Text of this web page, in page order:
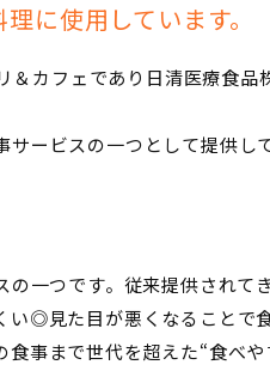
に使用しています。
カフェであり日清医療食品
ービスの一つとして提供し
一つです。従来提供され
い◎見た目が悪くなることで
事まで世代を超えた“食べ